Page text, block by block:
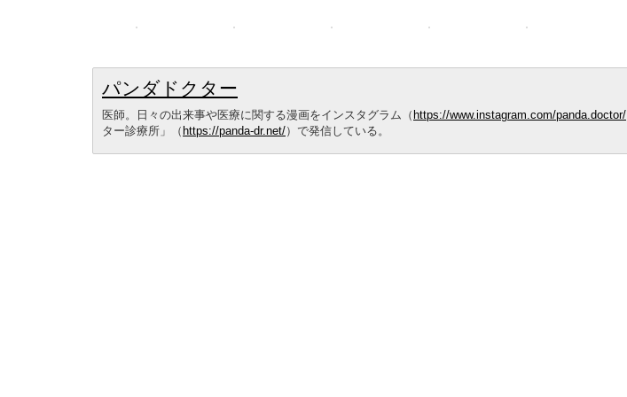
パンダドクター
医師。日々の出来事や医療に関する漫画をインスタグラム（ https://www.instagram.com/panda.doctor/
ター診療所」（ https://panda-dr.net/）で発信している。